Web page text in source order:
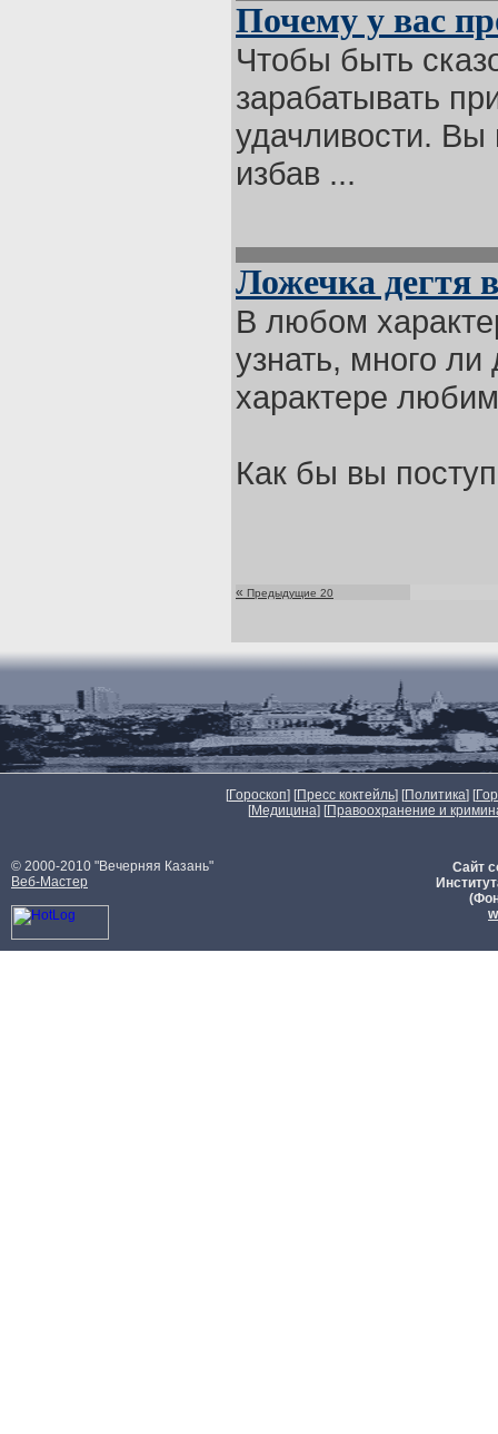
Почему у вас
Чтобы быть
зарабатывать
удачливости. Вы
избав ...
Ложечка дегтя
В любом
узнать, много
характере
Как бы вы
« Предыдущие 20
[Гороскоп] [Пресс коктейль] [Политика] [
[Медицина] [Правоохранение и
© 2000-2010 "Вечерняя Казань"
Веб-Мастер
Сайт